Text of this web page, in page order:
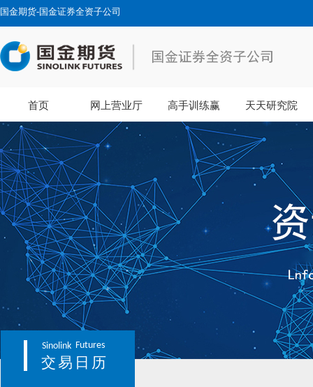
国金期货-国金证券全资子公司
首页 网上营业厅 高手训练赢 天天研究院
Sinolink Futures
交易日历